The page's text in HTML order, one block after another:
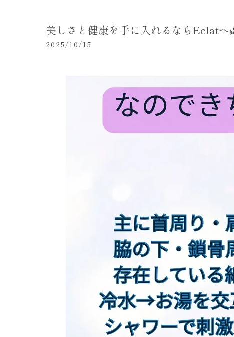
美しさと健康を手に入れるならEclatへ
2025/10/15